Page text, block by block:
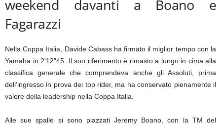
weekend davanti a Boano e
Fagarazzi
Nella Coppa Italia, Davide Cabass ha firmato il miglior tempo con la
Yamaha in 2’12”45. Il suo riferimento è rimasto a lungo in cima alla
classifica generale che comprendeva anche gli Assoluti, prima
dell’ingresso in prova dei top rider, ma ha conservato pienamente il
valore della leadership nella Coppa Italia.
Alle sue spalle si sono piazzati Jeremy Boano, con la TM del